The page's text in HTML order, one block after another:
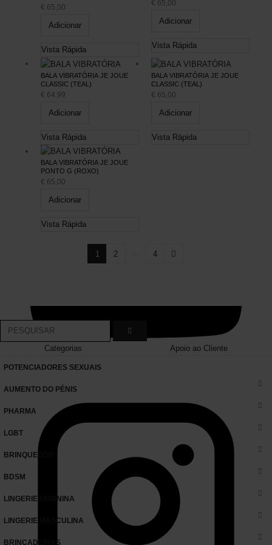
€ 65,00
Adicionar
Vista Rápida
€ 65,00
Adicionar
Vista Rápida
BALA VIBRATÓRIA JE JOUE
CLASSIC (TEAL)
€ 64,99
Adicionar
Vista Rápida
BALA VIBRATÓRIA JE JOUE
CLASSIC (TEAL)
€ 65,00
Adicionar
Vista Rápida
BALA VIBRATÓRIA JE JOUE
PONTO G (ROXO)
€ 65,00
Adicionar
Vista Rápida
1 2 4
Categorias Apoio ao Cliente
POTENCIADORES SEXUAIS
AUMENTO DO PÉNIS
PHARMA
LGBT
BRINQUEDOS
BDSM
LINGERIE FEMININA
LINGERIE MASCULINA
BRINCADEIRAS